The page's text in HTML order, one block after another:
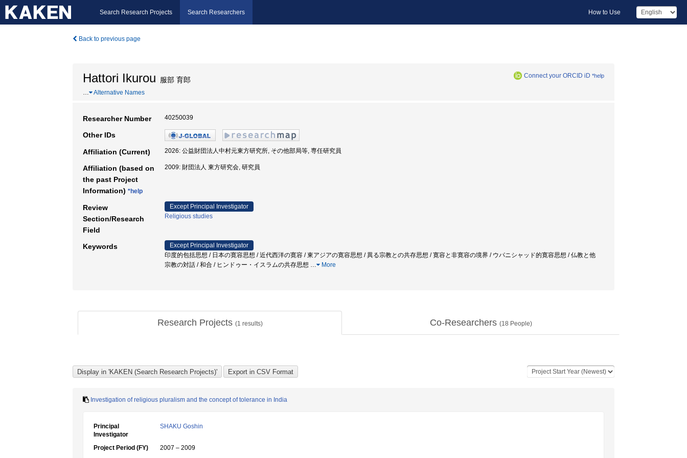
Search Research Projects Search Researchers How to Use
Back to previous page
Hattori Ikurou 服部 育郎 Connect your ORCID iD *help
… Alternative Names
Researcher Number 40250039
Other IDs
Affiliation (Current) 2026: 公益財団法人中村元東方研究所, その他部局等, 専任研究員
Affiliation (based on
the past Project
Information) *help
2009: 財団法人 東方研究会, 研究員
Review
Section/Research
Field
Except Principal Investigator
Religious studies
Keywords
Except Principal Investigator
印度的包括思想 / 日本の寛容思想 / 近代西洋の寛容 / 東アジアの寛容思想 / 異る宗教との共存思想 / 寛容と非寛容の境界 / ウパニシャッド的寛容思想 / 仏教と他
宗教の対話 / 和合 / ヒンドゥー・イスラムの共存思想 … More
Research Projects (1 results) Co-Researchers (18 People)
Investigation of religious pluralism and the concept of tolerance in India
Principal
Investigator
SHAKU Goshin
Project Period (FY)
2007 – 2009